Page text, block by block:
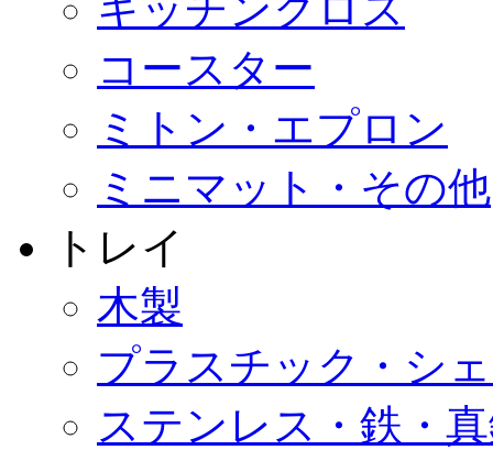
コースター
ミトン・エプロン
ミニマット・その他
トレイ
木製
プラスチック・シ
ステンレス・鉄・